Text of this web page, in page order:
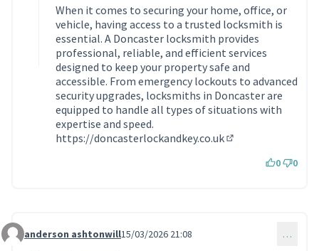
When it comes to securing your home, office, or
vehicle, having access to a trusted locksmith is
essential. A Doncaster locksmith provides
professional, reliable, and efficient services
designed to keep your property safe and
accessible. From emergency lockouts to advanced
security upgrades, locksmiths in Doncaster are
equipped to handle all types of situations with
expertise and speed.
https://doncasterlockandkey.co.uk
0 0
Commentaire 2192
anderson ashtonwill15/03/2026 21:08 …